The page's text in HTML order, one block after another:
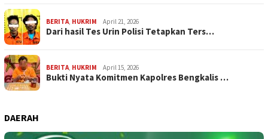
BERITA, HUKRIM April 21, 2026
Dari hasil Tes Urin Polisi Tetapkan Ters…
BERITA, HUKRIM April 15, 2026
Bukti Nyata Komitmen Kapolres Bengkalis …
DAERAH